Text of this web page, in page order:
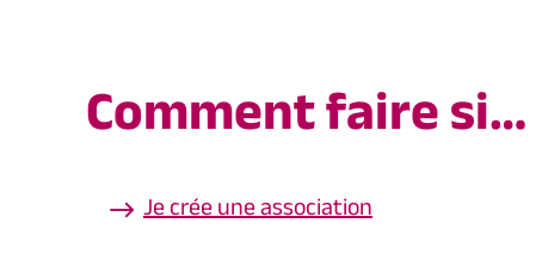
Comment faire si…
Je crée une association